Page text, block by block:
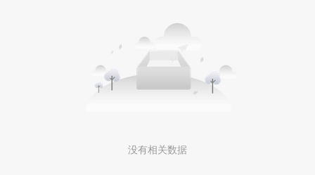
没有相关数据